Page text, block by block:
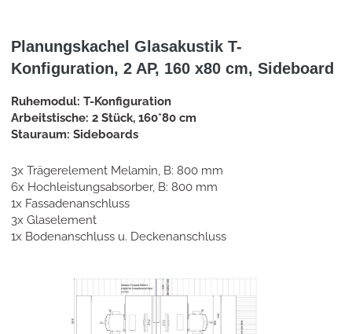
Planungskachel Glasakustik T-
Konfiguration, 2 AP, 160 x80 cm, Sideboard
Ruhemodul: T-Konfiguration
Arbeitstische: 2 Stück, 160*80 cm
Stauraum: Sideboards
3x Trägerelement Melamin, B: 800 mm
6x Hochleistungsabsorber, B: 800 mm
1x Fassadenanschluss
3x Glaselement
1x Bodenanschluss u. Deckenanschluss